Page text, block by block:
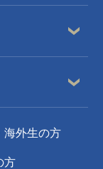
海外生の方
方